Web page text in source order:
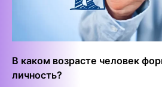
В каком возрасте человек
личность?